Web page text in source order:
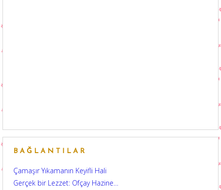
BAĞLANTILAR
Çamaşır Yıkamanın Keyifli Hali
Gerçek bir Lezzet: Ofçay Hazine…